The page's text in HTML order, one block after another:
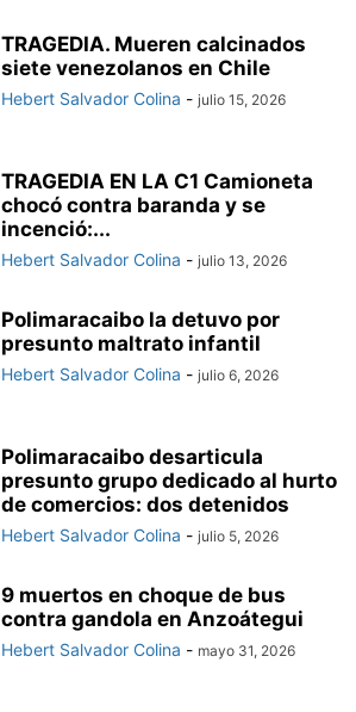
TRAGEDIA. Mueren calcinados
siete venezolanos en Chile
Hebert Salvador Colina - julio 15, 2026
TRAGEDIA EN LA C1 Camioneta
chocó contra baranda y se
incenció:...
Hebert Salvador Colina - julio 13, 2026
Polimaracaibo la detuvo por
presunto maltrato infantil
Hebert Salvador Colina - julio 6, 2026
Polimaracaibo desarticula
presunto grupo dedicado al hurto
de comercios: dos detenidos
Hebert Salvador Colina - julio 5, 2026
9 muertos en choque de bus
contra gandola en Anzoátegui
Hebert Salvador Colina - mayo 31, 2026